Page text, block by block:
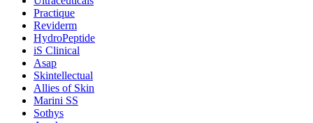
Practique
Reviderm
HydroPeptide
iS Clinical
Asap
Skintellectual
Allies of Skin
Marini SS
Sothys